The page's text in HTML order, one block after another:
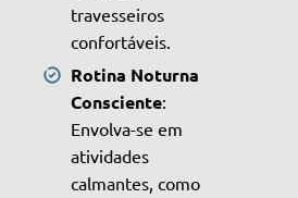
travesseiros
confortáveis.
Rotina Noturna
Consciente:
Envolva-se em
atividades
calmantes, como